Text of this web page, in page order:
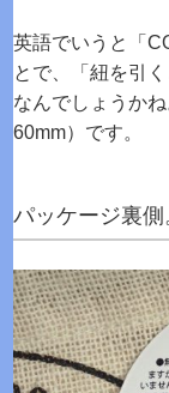
英語でいうと「
とで、「紐を引
なんでしょうか
60mm）です。
パッケージ裏